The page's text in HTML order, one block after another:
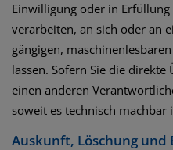
Einwilligung oder in
verarbeiten, an sich oder an
gängigen,
lassen. Sofern Sie die
einen anderen
soweit es technisch machbar
Auskunft, Löschung und